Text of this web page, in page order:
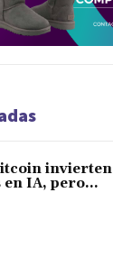
invierten
IA, pero...